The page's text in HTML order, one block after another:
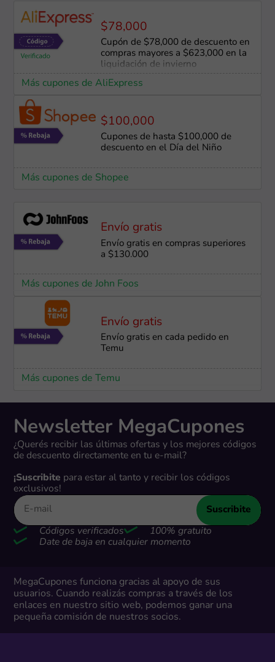
$78,000
Cupón de $78,000 de descuento en
compras mayores a $623,000 en la
liquidación de invierno
Más cupones de AliExpress
$100,000
Cupones de hasta $100,000 de
descuento en el Día del Niño
Más cupones de Shopee
Envío gratis
Envío gratis en compras superiores
a $130.000
Más cupones de John Foos
Envío gratis
Envío gratis en cada pedido en
Temu
Más cupones de Temu
Newsletter MegaCupones
¿Querés recibir las últimas ofertas y los mejores códigos
de descuento directamente en tu e-mail?
¡Suscribite para estar al tanto y recibir los códigos
exclusivos!
Suscribite
Códigos verificados
100% gratuito
Date de baja en cualquier momento
MegaCupones funciona gracias al apoyo de sus
usuarios. Cuando realizás compras a través de los
enlaces en nuestro sitio web, podemos ganar una
pequeña comisión de nuestros socios.